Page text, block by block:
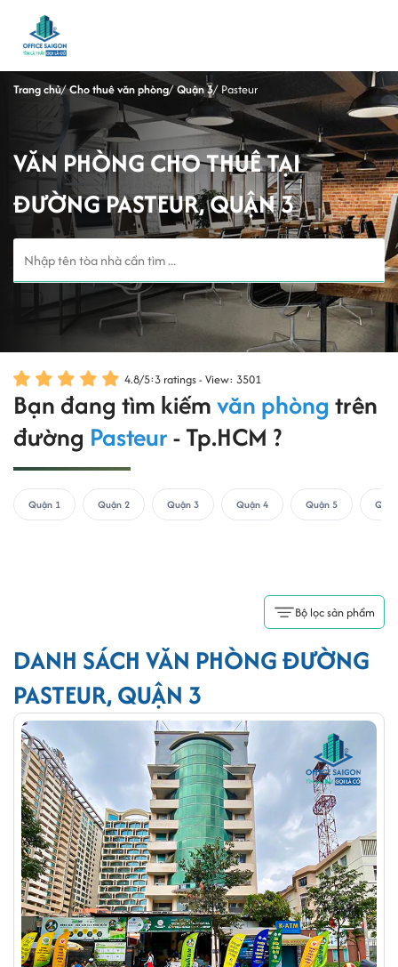
Trang chủ Cho thuê văn phòng Quận 3 Pasteur
VĂN PHÒNG CHO THUÊ TẠI
ĐƯỜNG PASTEUR, QUẬN 3
4.8/5:3 ratings - View: 3501
Bạn đang tìm kiếmvăn phòng trên
đường Pasteur- Tp.HCM ?
Quận 1 Quận 2 Quận 3 Quận 4 Quận 5
Bộ lọc sản phẩm
DANH SÁCH VĂN PHÒNG ĐƯỜNG
PASTEUR, QUẬN 3